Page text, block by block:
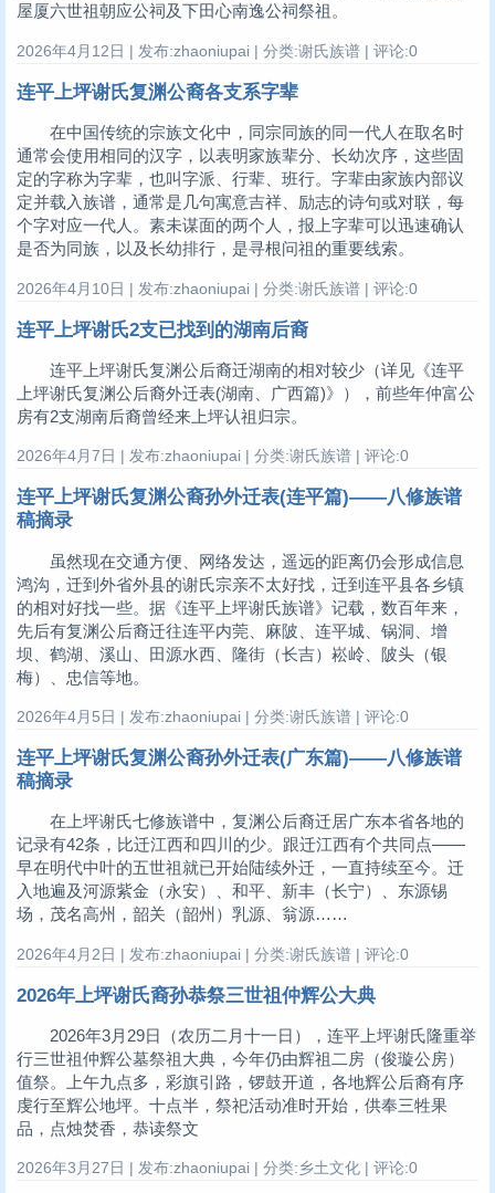
屋厦六世祖朝应公祠及下田心南逸公祠祭祖。
2026年4月12日 | 发布:zhaoniupai | 分类:谢氏族谱 | 评论:0
连平上坪谢氏复渊公裔各支系字辈
在中国传统的宗族文化中，同宗同族的同一代人在取名时
通常会使用相同的汉字，以表明家族辈分、长幼次序，这些固
定的字称为字辈，也叫字派、行辈、班行。字辈由家族内部议
定并载入族谱，通常是几句寓意吉祥、励志的诗句或对联，每
个字对应一代人。素未谋面的两个人，报上字辈可以迅速确认
是否为同族，以及长幼排行，是寻根问祖的重要线索。
2026年4月10日 | 发布:zhaoniupai | 分类:谢氏族谱 | 评论:0
连平上坪谢氏2支已找到的湖南后裔
连平上坪谢氏复渊公后裔迁湖南的相对较少（详见《连平
上坪谢氏复渊公后裔外迁表(湖南、广西篇)》），前些年仲富公
房有2支湖南后裔曾经来上坪认祖归宗。
2026年4月7日 | 发布:zhaoniupai | 分类:谢氏族谱 | 评论:0
连平上坪谢氏复渊公裔孙外迁表(连平篇)——八修族谱
稿摘录
虽然现在交通方便、网络发达，遥远的距离仍会形成信息
鸿沟，迁到外省外县的谢氏宗亲不太好找，迁到连平县各乡镇
的相对好找一些。据《连平上坪谢氏族谱》记载，数百年来，
先后有复渊公后裔迁往连平内莞、麻陂、连平城、锅洞、增
坝、鹤湖、溪山、田源水西、隆街（长吉）崧岭、陂头（银
梅）、忠信等地。
2026年4月5日 | 发布:zhaoniupai | 分类:谢氏族谱 | 评论:0
连平上坪谢氏复渊公裔孙外迁表(广东篇)——八修族谱
稿摘录
在上坪谢氏七修族谱中，复渊公后裔迁居广东本省各地的
记录有42条，比迁江西和四川的少。跟迁江西有个共同点——
早在明代中叶的五世祖就已开始陆续外迁，一直持续至今。迁
入地遍及河源紫金（永安）、和平、新丰（长宁）、东源锡
场，茂名高州，韶关（韶州）乳源、翁源……
2026年4月2日 | 发布:zhaoniupai | 分类:谢氏族谱 | 评论:0
2026年上坪谢氏裔孙恭祭三世祖仲辉公大典
2026年3月29日（农历二月十一日），连平上坪谢氏隆重举
行三世祖仲辉公墓祭祖大典，今年仍由辉祖二房（俊璇公房）
值祭。上午九点多，彩旗引路，锣鼓开道，各地辉公后裔有序
虔行至辉公地坪。十点半，祭祀活动准时开始，供奉三牲果
品，点烛焚香，恭读祭文
2026年3月27日 | 发布:zhaoniupai | 分类:乡土文化 | 评论:0